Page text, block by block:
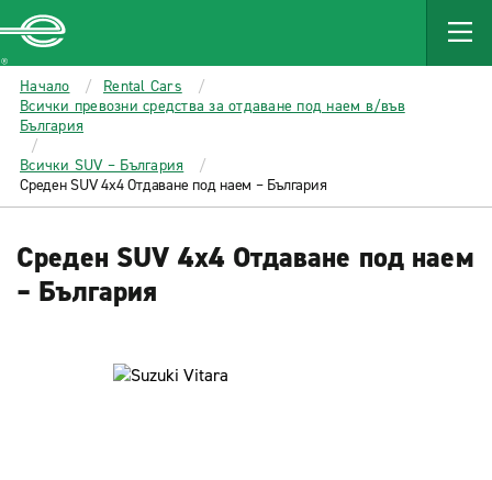
MAIN
CONTENT
Enterprise
Начало
Rental Cars
Всички превозни средства за отдаване под наем в/във
България
Всички SUV – България
Среден SUV 4x4 Отдаване под наем – България
Среден SUV 4x4 Отдаване под наем
– България